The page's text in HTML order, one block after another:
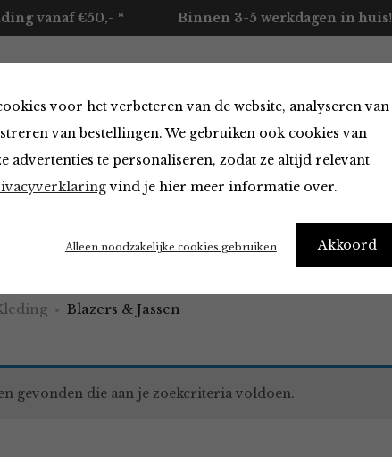
voor het verbeteren van de website, analyseren van
van bestellingen. We gebruiken ook cookies van
advertenties te personaliseren, zodat ze altijd relevant
vind je hier meer informatie over.
Akkoord
Alleen noodzakelijke cookies gebruiken
vanaf €50,- * Binnen 3-5 werkdagen in huis!
Merken Over ons Contact
Blazers & Jassen
gevonden die aan je zoekcriteria voldoen.